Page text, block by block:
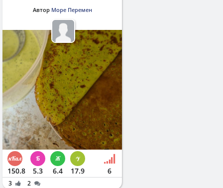
Автор Море Перемен
150.8 5.3 6.4 17.9 6
3 2